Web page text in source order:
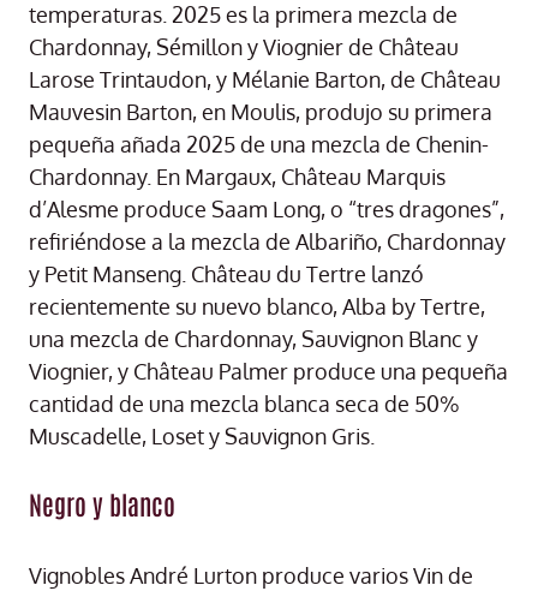
temperaturas. 2025 es la primera mezcla de
Chardonnay, Sémillon y Viognier de Château
Larose Trintaudon, y Mélanie Barton, de Château
Mauvesin Barton, en Moulis, produjo su primera
pequeña añada 2025 de una mezcla de Chenin-
Chardonnay. En Margaux, Château Marquis
d’Alesme produce Saam Long, o “tres dragones”,
refiriéndose a la mezcla de Albariño, Chardonnay
y Petit Manseng. Château du Tertre lanzó
recientemente su nuevo blanco, Alba by Tertre,
una mezcla de Chardonnay, Sauvignon Blanc y
Viognier, y Château Palmer produce una pequeña
cantidad de una mezcla blanca seca de 50%
Muscadelle, Loset y Sauvignon Gris.
Negro y blanco
Vignobles André Lurton produce varios Vin de